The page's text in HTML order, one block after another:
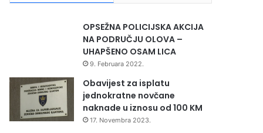
OPSEŽNA POLICIJSKA AKCIJA
NA PODRUČJU OLOVA –
UHAPŠENO OSAM LICA
9. Februara 2022.
Obavijest za isplatu
jednokratne novčane
naknade u iznosu od 100 KM
17. Novembra 2023.